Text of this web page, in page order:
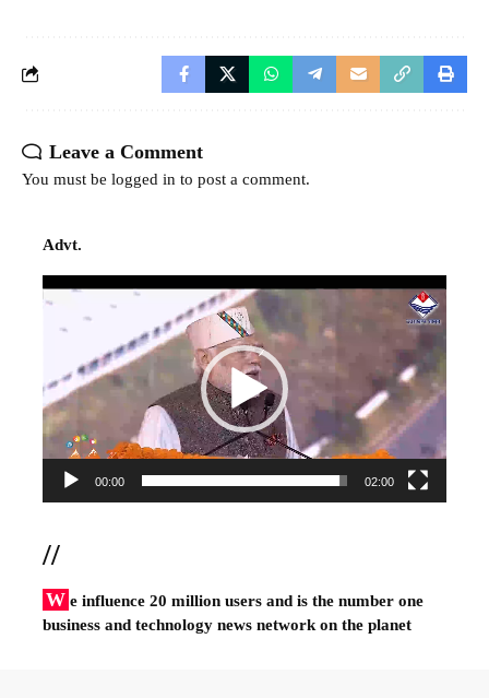
Leave a Comment
You must be logged in to post a comment.
Advt.
Video
00:00 02:00
//
W e influence 20 million users and is the number one
business and technology news network on the planet